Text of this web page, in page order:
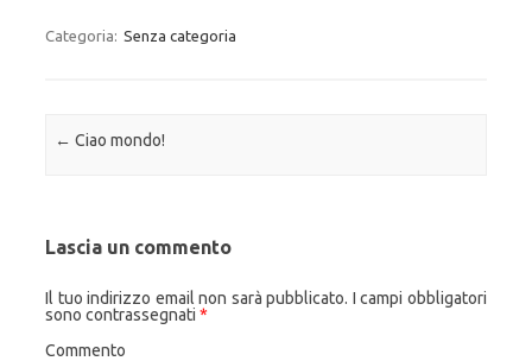
Categoria: Senza categoria
Navigazione articolo
← Ciao mondo!
Lascia un commento
Il tuo indirizzo email non sarà pubblicato. I campi obbligatori
sono contrassegnati *
Commento